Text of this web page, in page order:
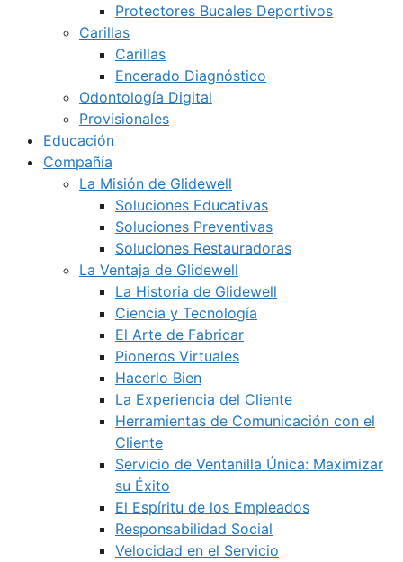
Protectores Bucales Deportivos
Carillas
Carillas
Encerado Diagnóstico
Odontología Digital
Provisionales
Educación
Compañía
La Misión de Glidewell
Soluciones Educativas
Soluciones Preventivas
Soluciones Restauradoras
La Ventaja de Glidewell
La Historia de Glidewell
Ciencia y Tecnología
El Arte de Fabricar
Pioneros Virtuales
Hacerlo Bien
La Experiencia del Cliente
Herramientas de Comunicación con el
Cliente
Servicio de Ventanilla Única: Maximizar
su Éxito
El Espíritu de los Empleados
Responsabilidad Social
Velocidad en el Servicio